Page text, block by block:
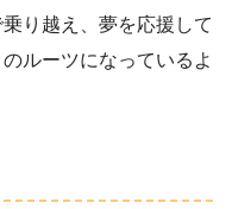
り越え、夢を応援して
ルーツになっているよ